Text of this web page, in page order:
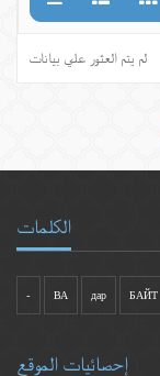
لم يتم العثور علي بيانات
الكلمات
- ВА дар БАЙТ
إحصائيات الموقع